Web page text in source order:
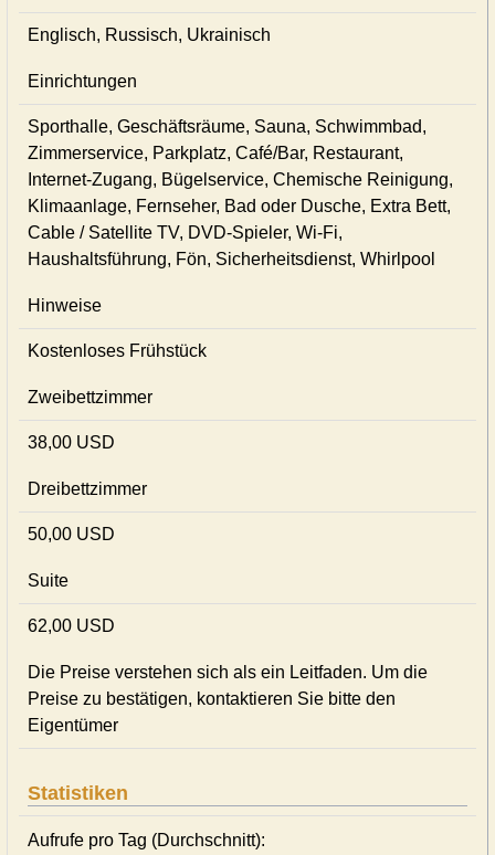
Englisch, Russisch, Ukrainisch
Einrichtungen
Sporthalle, Geschäftsräume, Sauna, Schwimmbad,
Zimmerservice, Parkplatz, Café/Bar, Restaurant,
Internet-Zugang, Bügelservice, Chemische Reinigung,
Klimaanlage, Fernseher, Bad oder Dusche, Extra Bett,
Cable / Satellite TV, DVD-Spieler, Wi-Fi,
Haushaltsführung, Fön, Sicherheitsdienst, Whirlpool
Hinweise
Kostenloses Frühstück
Zweibettzimmer
38,00 USD
Dreibettzimmer
50,00 USD
Suite
62,00 USD
Die Preise verstehen sich als ein Leitfaden. Um die
Preise zu bestätigen, kontaktieren Sie bitte den
Eigentümer
Statistiken
Aufrufe pro Tag (Durchschnitt):